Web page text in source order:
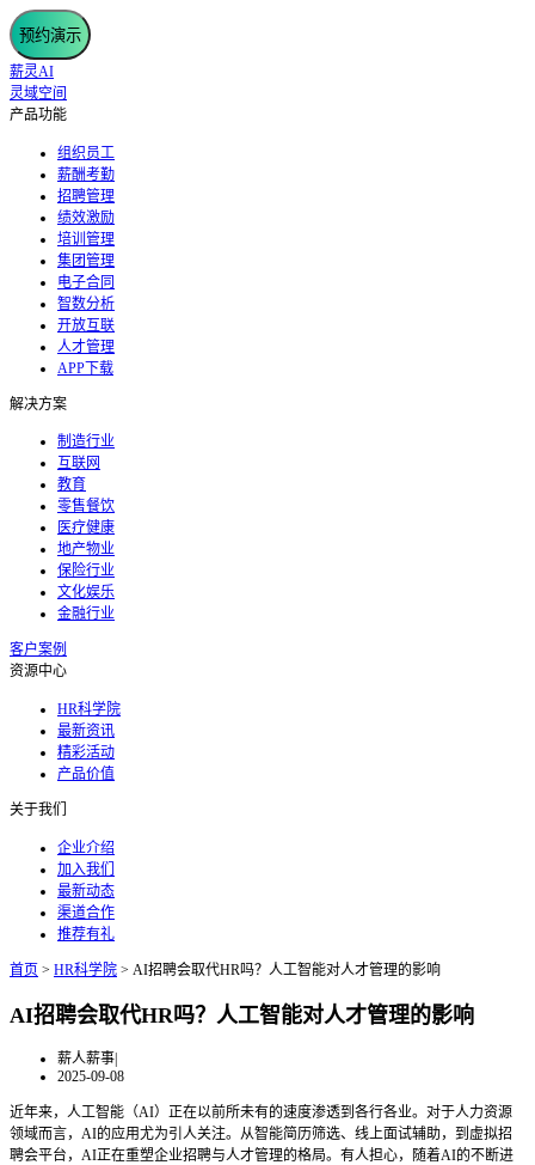
预约演示
薪灵AI
灵域空间
产品功能
组织员工
薪酬考勤
招聘管理
绩效激励
培训管理
集团管理
电子合同
智数分析
开放互联
人才管理
APP下载
解决方案
制造行业
互联网
教育
零售餐饮
医疗健康
地产物业
保险行业
文化娱乐
金融行业
客户案例
资源中心
HR科学院
最新资讯
精彩活动
产品价值
关于我们
企业介绍
加入我们
最新动态
渠道合作
推荐有礼
首页 > HR科学院 > AI招聘会取代HR吗？人工智能对人才管理的影响
AI招聘会取代HR吗？人工智能对人才管理的影响
薪人薪事|
2025-09-08
近年来，人工智能（AI）正在以前所未有的速度渗透到各行各业。对于人力资源
领域而言，AI的应用尤为引人关注。从智能简历筛选、线上面试辅助，到虚拟招
聘会平台，AI正在重塑企业招聘与人才管理的格局。有人担心，随着AI的不断进